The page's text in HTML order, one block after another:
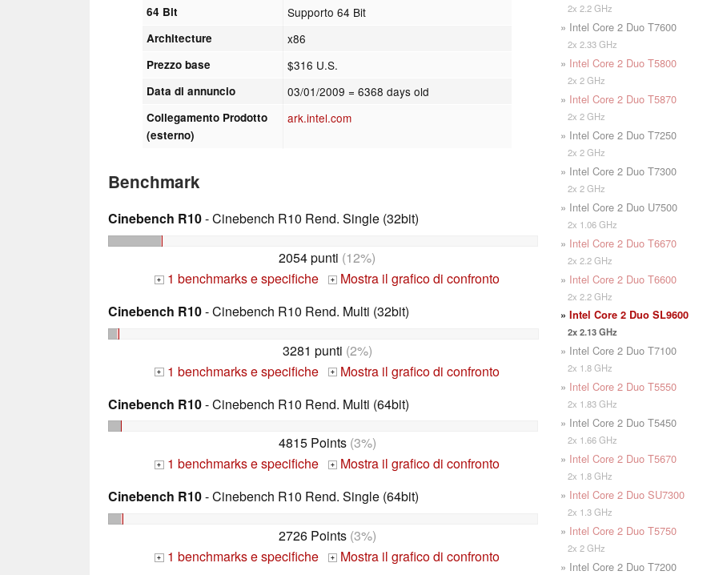
64 Bit Supporto 64 Bit
Architecture x86
Prezzo base $316 U.S.
Data di annuncio 03/01/2009 = 6368 days old
Collegamento Prodotto
(esterno)
ark.intel.com
Benchmark
Cinebench R10- Cinebench R10 Rend. Single (32bit)
2054 punti (12%)
+ 1 benchmarks e specifiche +
Mostra il grafico di confronto
Cinebench R10- Cinebench R10 Rend. Multi (32bit)
3281 punti (2%)
+ 1 benchmarks e specifiche +
Mostra il grafico di confronto
Cinebench R10- Cinebench R10 Rend. Multi (64bit)
4815 Points(3%)
+ 1 benchmarks e specifiche +
Mostra il grafico di confronto
Cinebench R10- Cinebench R10 Rend. Single (64bit)
2726 Points(3%)
+ 1 benchmarks e specifiche +
Mostra il grafico di confronto
2x 2.2 GHz
» Intel Core 2 Duo T7600
2x 2.33 GHz
» Intel Core 2 Duo T5800
2x 2 GHz
» Intel Core 2 Duo T5870
2x 2 GHz
» Intel Core 2 Duo T7250
2x 2 GHz
» Intel Core 2 Duo T7300
2x 2 GHz
» Intel Core 2 Duo U7500
2x 1.06 GHz
» Intel Core 2 Duo T6670
2x 2.2 GHz
» Intel Core 2 Duo T6600
2x 2.2 GHz
» Intel Core 2 Duo SL9600
2x 2.13 GHz
» Intel Core 2 Duo T7100
2x 1.8 GHz
» Intel Core 2 Duo T5550
2x 1.83 GHz
» Intel Core 2 Duo T5450
2x 1.66 GHz
» Intel Core 2 Duo T5670
2x 1.8 GHz
» Intel Core 2 Duo SU7300
2x 1.3 GHz
» Intel Core 2 Duo T5750
2x 2 GHz
» Intel Core 2 Duo T7200